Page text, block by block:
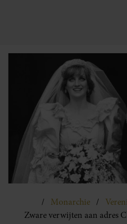
Monarchie
Zware verwijten aan adres